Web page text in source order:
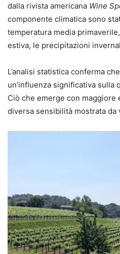
dalla rivista americana Wine
componente climatica sono
temperatura media
estiva, le precipitazioni
L’analisi statistica conferma
un’influenza significativa sulla
Ciò che emerge con maggiore
diversa sensibilità mostrata